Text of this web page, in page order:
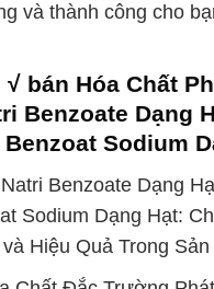
và thành công cho
bán Hóa Chất
Benzoate Dạng
Sodium
Benzoate Dạng
Sodium Dạng Hạt:
Hiệu Quả Trong